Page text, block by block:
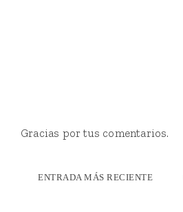
Gracias por tus comentarios.
ENTRADA MÁS RECIENTE